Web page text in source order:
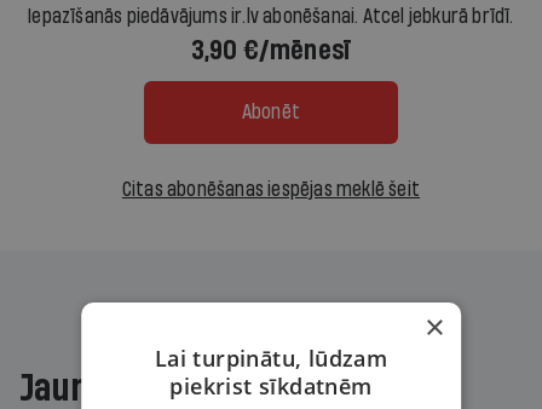
Iepazīšanās piedāvājums ir.lv abonēšanai. Atcel jebkurā brīdī.
3,90 €/mēnesī
Abonēt
Citas abonēšanas iespējas meklē šeit
Jaunākajā žurnālā
×
Lai turpinātu, lūdzam
piekrist sīkdatnēm